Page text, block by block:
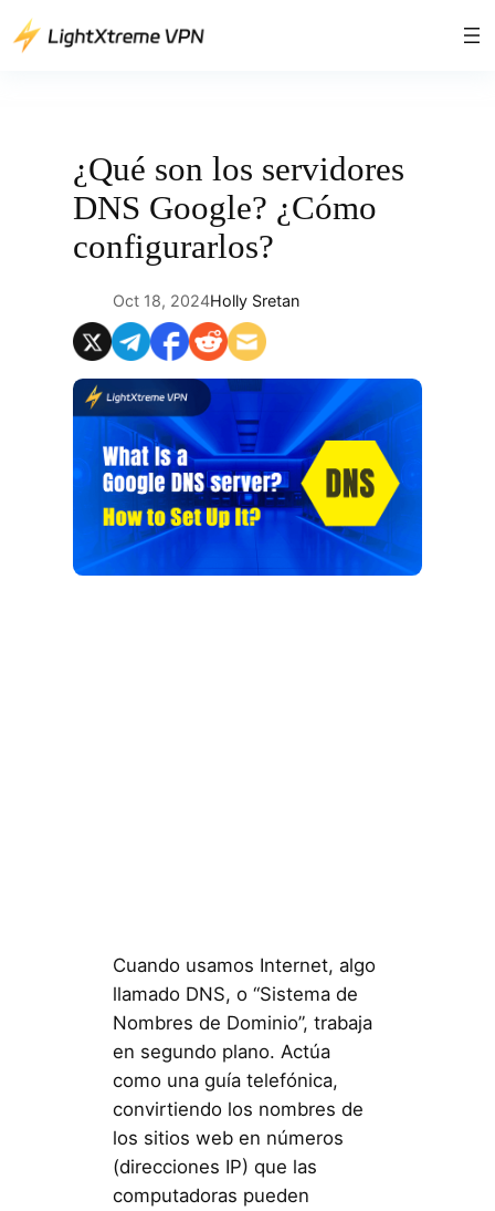
Saltar
¿Qué son los servidores
DNS Google? ¿Cómo
configurarlos?
Oct 18, 2024Holly Sretan
Cuando usamos Internet, algo
llamado DNS, o “Sistema de
Nombres de Dominio”, trabaja
en segundo plano. Actúa
como una guía telefónica,
convirtiendo los nombres de
los sitios web en números
(direcciones IP) que las
computadoras pueden